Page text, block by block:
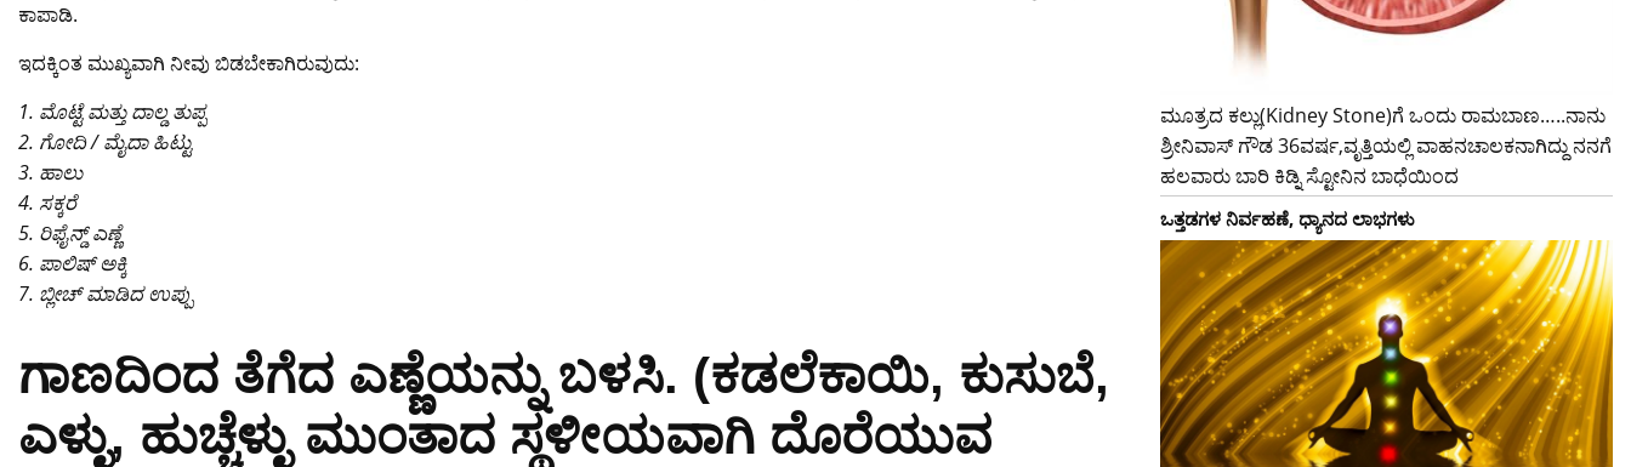
ಕಾಪಾಡಿ.
ಇದಕ್ಕಿಂತ ಮುಖ್ಯವಾಗಿ ನೀವು ಬಿಡಬೇಕಾಗಿರುವುದು:
1. ಮೊಟ್ಟೆ ಮತ್ತು ದಾಲ್ಡ ತುಪ್ಪ
2. ಗೋದಿ / ಮೈದಾ ಹಿಟ್ಟು
3. ಹಾಲು
4. ಸಕ್ಕರೆ
5. ರಿಫೈನ್ಡ್ ಎಣ್ಣೆ
6. ಪಾಲಿಷ್ ಅಕ್ಕಿ
7. ಬ್ಲೀಚ್ ಮಾಡಿದ ಉಪ್ಪು
ಗಾಣದಿಂದ ತೆಗೆದ ಎಣ್ಣೆಯನ್ನು ಬಳಸಿ. (ಕಡಲೆಕಾಯಿ, ಕುಸುಬೆ,
ಎಳ್ಳು, ಹುಚ್ಚೆಳ್ಳು ಮುಂತಾದ ಸ್ಥಳೀಯವಾಗಿ ದೊರೆಯುವ
ಮೂತ್ರದ ಕಲ್ಲು(Kidney Stone)ಗೆ ಒಂದು ರಾಮಬಾಣ…..ನಾನು
ಶ್ರೀನಿವಾಸ್ ಗೌಡ 36ವರ್ಷ,ವೃತ್ತಿಯಲ್ಲಿ ವಾಹನಚಾಲಕನಾಗಿದ್ದು ನನಗೆ
ಹಲವಾರು ಬಾರಿ ಕಿಡ್ನಿ ಸ್ಟೋನಿನ ಬಾಧೆಯಿಂದ
ಒತ್ತಡಗಳ ನಿರ್ವಹಣೆ, ಧ್ಯಾನದ ಲಾಭಗಳು